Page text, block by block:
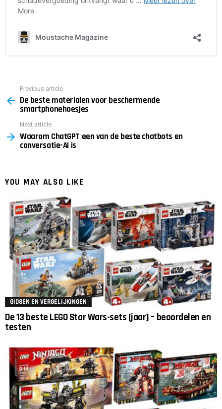
more
Previous article
De beste materialen voor beschermende
smartphonehoesjes
Next article
Waarom ChatGPT een van de beste chatbots en
conversatie-AI is
YOU MAY ALSO LIKE
GIDSEN EN VERGELIJKINGEN
De 13 beste LEGO Star Wars-sets [jaar] – beoordelen en
testen